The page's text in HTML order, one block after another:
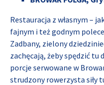
Restauracja z własnym –
fajnym i też godnym
Zadbany, zielony
zachęcają, żeby spędzić tu
porcje serwowane w
strudzony rowerzysta siły